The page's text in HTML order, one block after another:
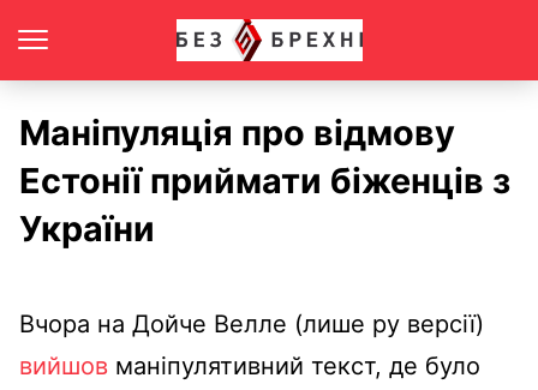
Маніпуляція про відмову
Естонії приймати біженців з
України
Вчора на Дойче Велле (лише ру версії)
вийшов маніпулятивний текст, де було